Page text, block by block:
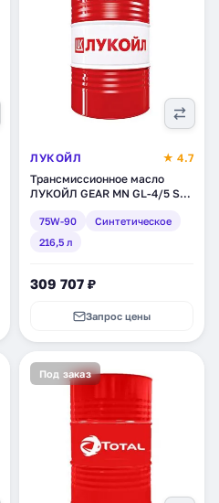
ЛУКОЙЛ
★ 4.7
Трансмиссионное масло
ЛУКОЙЛ GEAR MN GL-4/5 SAE
л (1605203)
75W-90
Синтетическое
216,5 л
309 707 ₽
Запрос цены
Под заказ